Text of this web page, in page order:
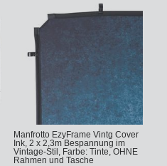
Manfrotto EzyFrame Vintg Cover
Ink, 2 x 2,3m Bespannung im
Vintage-Stil, Farbe: Tinte, OHNE
Rahmen und Tasche